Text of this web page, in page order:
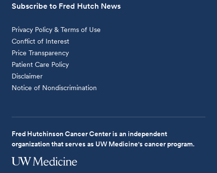
Subscribe to Fred Hutch News
Privacy Policy & Terms of Use
Conflict of Interest
Price Transparency
Patient Care Policy
Disclaimer
Notice of Nondiscrimination
Fred Hutchinson Cancer Center is an independent
organization that serves as UW Medicine's cancer program.